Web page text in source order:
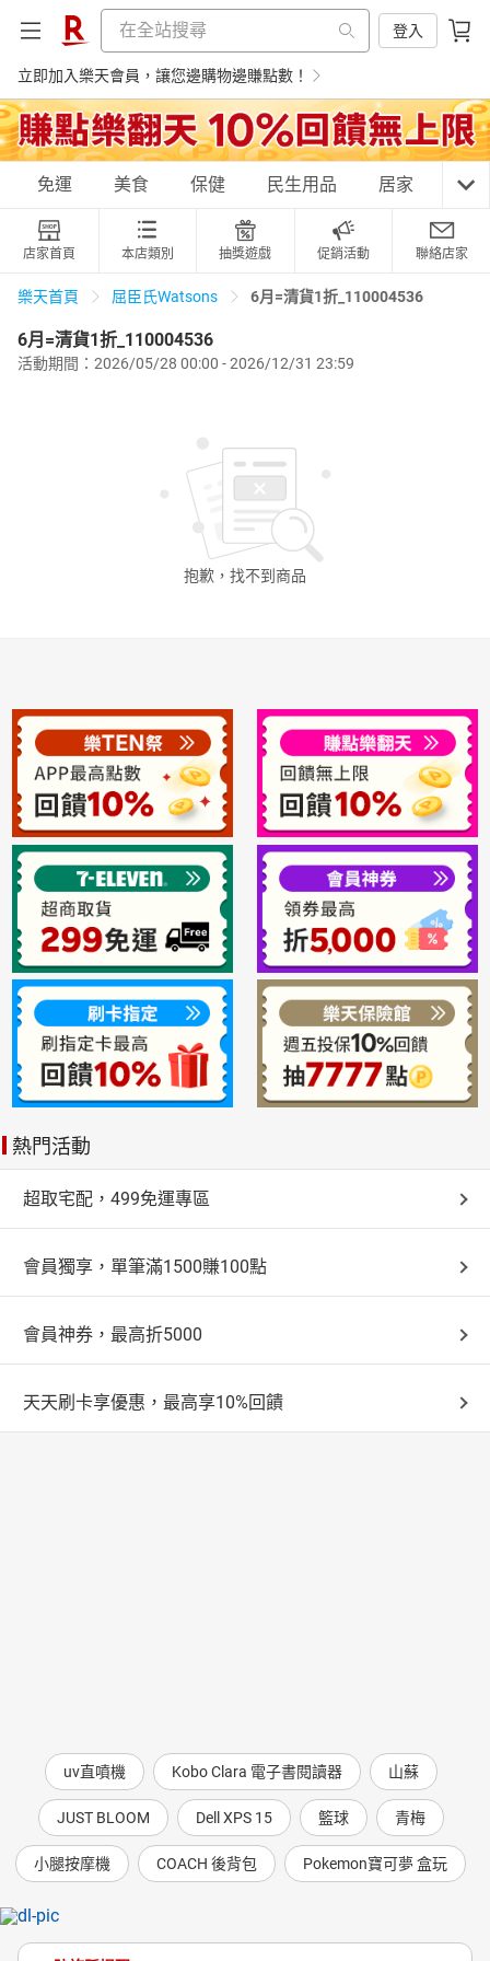
登入
立即加入樂天會員，讓您邊購物邊賺點數！
購物網分類
天天免運 美食蛋糕 養生保健 民生用品
男裝 化妝保養
電子/紙本書
免運 美食 保健 民生用品 居家 3C
店家首頁 本店類別 抽獎遊戲 促銷活動 聯絡店家
樂天首頁 屈臣氏Watsons 6月=清貨1折_110004536
6月=清貨1折_110004536
活動期間：2026/05/28 00:00 - 2026/12/31 23:59
抱歉，找不到 商品
熱門活動
超取宅配，499免運專區
會員獨享，單筆滿1500賺100點
會員神券，最高折5000
天天刷卡享優惠，最高享10%回饋
uv直噴機 Kobo Clara 電子書閱讀器 山蘇
JUST BLOOM Dell XPS 15 籃球 青梅
小腿按摩機 COACH 後背包 Pokemon寶可夢 盒玩